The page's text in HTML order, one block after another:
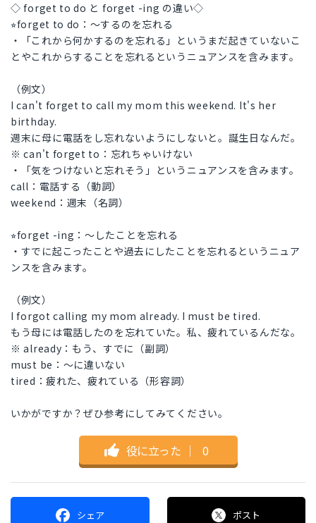
◇ forget to do と forget -ing の違い◇
⭐︎forget to do：〜するのを忘れる
・「これから何かするのを忘れる」というまだ起きていないこ
とやこれからすることを忘れるというニュアンスを含みます。
（例文）
I can't forget to call my mom this weekend. It's her
birthday.
週末に母に電話をし忘れないようにしないと。誕生日なんだ。
※ can't forget to：忘れちゃいけない
・「気をつけないと忘れそう」というニュアンスを含みます。
call：電話する（動詞）
weekend：週末（名詞）
⭐︎forget -ing：〜したことを忘れる
・すでに起こったことや過去にしたことを忘れるというニュア
ンスを含みます。
（例文）
I forgot calling my mom already. I must be tired.
もう母には電話したのを忘れていた。私、疲れているんだな。
※ already：もう、すでに（副詞）
must be：〜に違いない
tired：疲れた、疲れている（形容詞）
いかがですか？ぜひ参考にしてみてください。
役に立った ｜ 0
シェア ポスト